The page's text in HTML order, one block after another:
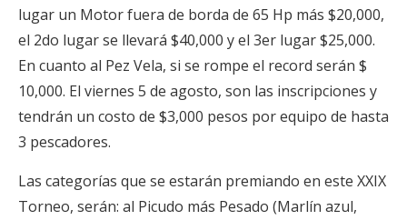
lugar un Motor fuera de borda de 65 Hp más $20,000,
el 2do lugar se llevará $40,000 y el 3er lugar $25,000.
En cuanto al Pez Vela, si se rompe el record serán $
10,000. El viernes 5 de agosto, son las inscripciones y
tendrán un costo de $3,000 pesos por equipo de hasta
3 pescadores.
Las categorías que se estarán premiando en este XXIX
Torneo, serán: al Picudo más Pesado (Marlín azul,